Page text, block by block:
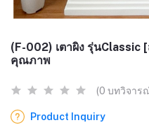
(F-002) เตาผิง รุ่น
คุณภาพ
(0 บทวิจาร
Product Inquiry